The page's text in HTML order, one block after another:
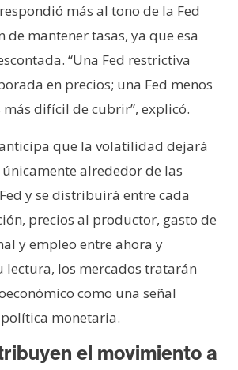
más al tono de la Fed
de mantener tasas, ya que esa
“Una Fed restrictiva
en precios; una Fed menos
difícil de cubrir”, explicó.
que la volatilidad dejará
alrededor de las
y se distribuirá entre cada
precios al productor, gasto de
y empleo entre ahora y
lectura, los mercados tratarán
como una señal
monetaria.
el movimiento a